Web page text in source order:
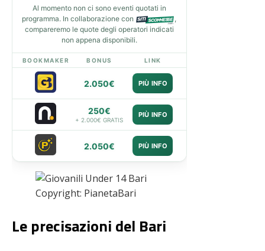
Al momento non ci sono eventi quotati in
programma. In collaborazione con
,
compareremo le quote degli operatori indicati
non appena disponibili.
BOOKMAKER BONUS LINK
2.050€ PIÙ INFO
250€
+ 2.000€ GRATIS
PIÙ INFO
2.050€ PIÙ INFO
Copyright: PianetaBari
Le precisazioni del Bari